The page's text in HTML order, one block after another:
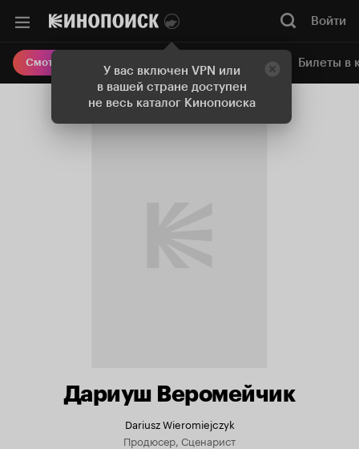
У вас включен VPN или
в вашей стране доступен
не весь каталог Кинопоиска
Войти
Смотреть кино Онлайн-кинотеатр Билеты в
Дариуш Веромейчик
Dariusz Wieromiejczyk
Продюсер, Сценарист